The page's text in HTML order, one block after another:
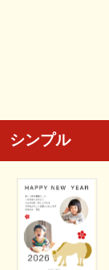
シンプル